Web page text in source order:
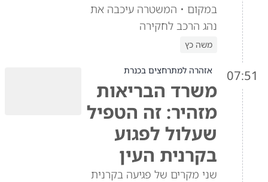
במקום • המשטרה עיכבה את
נהג הרכב לחקירה
משה כץ
07:51 אזהרה למתרחצים בכנרת
משרד הבריאות
מזהיר: זה הטפיל
שעלול לפגוע
בקרנית העין
שני מקרים של פגיעה בקרנית